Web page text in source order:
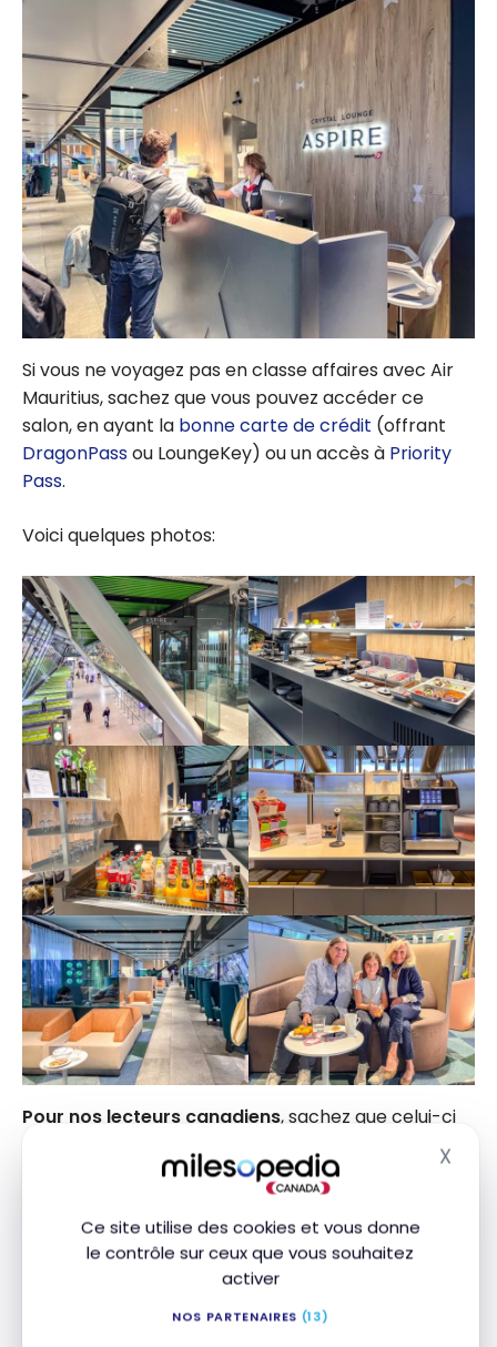
Ce site utilise des cookies et vous donne
le contrôle sur ceux que vous souhaitez
activer
NOS PARTENAIRES (13)
X
Si vous ne voyagez pas en classe affaires avec Air
Mauritius, sachez que vous pouvez accéder ce
salon, en ayant la bonne carte de crédit (offrant
DragonPassou LoungeKey) ou un accès à Priority
Pass.
Voici quelques photos:
Pour nos lecteurs canadiens, sachez que celui-ci
(via
Carte de PlatineMD d’American Express
Carte American Express Platine de la Banque
) ouDragonPass(disponible avec de
nombreuses cartes de créditVisaetMastercard
Carte AventuraMDCIBC Visa Infinite*
Carte Visa Infinite +* Passeport Banque Scotia